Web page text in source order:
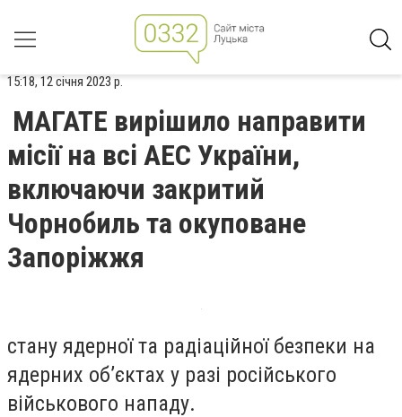
15:18, 12 січня 2023 р.
МАГАТЕ вирішило направити
місії на всі АЕС України,
включаючи закритий
Чорнобиль та окуповане
Запоріжжя
стану ядерної та радіаційної безпеки на
ядерних об’єктах у разі російського
військового нападу.